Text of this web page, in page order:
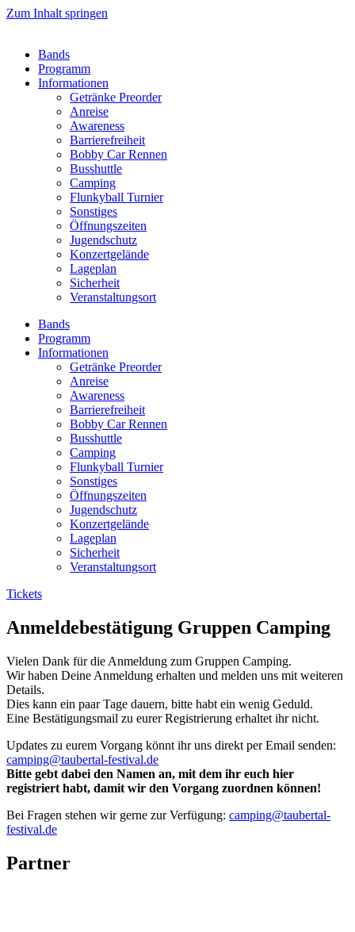
Zum Inhalt springen
Bands
Programm
Informationen
Getränke Preorder
Anreise
Awareness
Barrierefreiheit
Bobby Car Rennen
Busshuttle
Camping
Flunkyball Turnier
Sonstiges
Öffnungszeiten
Jugendschutz
Konzertgelände
Lageplan
Sicherheit
Veranstaltungsort
Bands
Programm
Informationen
Getränke Preorder
Anreise
Awareness
Barrierefreiheit
Bobby Car Rennen
Busshuttle
Camping
Flunkyball Turnier
Sonstiges
Öffnungszeiten
Jugendschutz
Konzertgelände
Lageplan
Sicherheit
Veranstaltungsort
Tickets
Anmeldebestätigung Gruppen Camping
Vielen Dank für die Anmeldung zum Gruppen Camping.
Wir haben Deine Anmeldung erhalten und melden uns mit weiteren
Details.
Dies kann ein paar Tage dauern, bitte habt ein wenig Geduld.
Eine Bestätigungsmail zu eurer Registrierung erhaltet ihr nicht.
Updates zu eurem Vorgang könnt ihr uns direkt per Email senden:
camping@taubertal-festival.de
Bitte gebt dabei den Namen an, mit dem ihr euch hier
registriert habt, damit wir den Vorgang zuordnen können!
Bei Fragen stehen wir gerne zur Verfügung: camping@taubertal-
festival.de
Partner